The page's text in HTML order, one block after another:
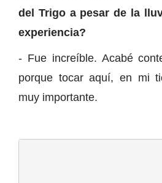
del Trigo a pesar de la
experiencia?
- Fue increíble. Acabé
porque tocar aquí, en mi
muy importante.